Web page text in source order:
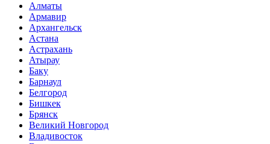
Алматы
Армавир
Архангельск
Астана
Астрахань
Атырау
Баку
Барнаул
Белгород
Бишкек
Брянск
Великий Новгород
Владивосток